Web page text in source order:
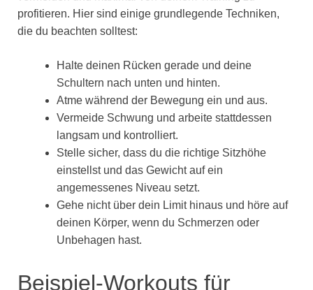
profitieren. Hier sind einige grundlegende Techniken,
die du beachten solltest:
Halte deinen Rücken gerade und deine
Schultern nach unten und hinten.
Atme während der Bewegung ein und aus.
Vermeide Schwung und arbeite stattdessen
langsam und kontrolliert.
Stelle sicher, dass du die richtige Sitzhöhe
einstellst und das Gewicht auf ein
angemessenes Niveau setzt.
Gehe nicht über dein Limit hinaus und höre auf
deinen Körper, wenn du Schmerzen oder
Unbehagen hast.
Beispiel-Workouts für